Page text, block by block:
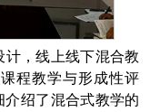
计，线上线下混合教
程教学与形成性评
绍了混合式教学的